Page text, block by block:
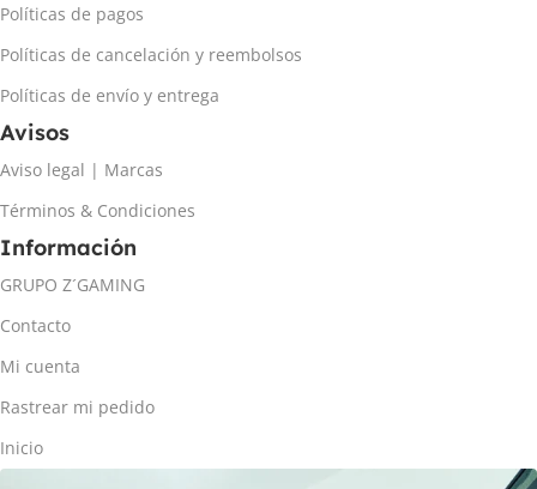
Políticas de pagos
Políticas de cancelación y reembolsos
Políticas de envío y entrega
Avisos
Aviso legal | Marcas
Términos & Condiciones
Información
GRUPO Z´GAMING
Contacto
Mi cuenta
Rastrear mi pedido
Inicio